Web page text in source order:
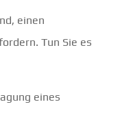
einen
Tun Sie es
eines